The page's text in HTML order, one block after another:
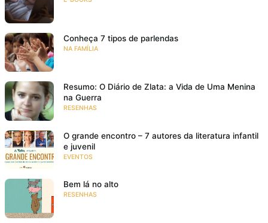
Conheça 7 tipos de parlendas
NA FAMÍLIA
Resumo: O Diário de Zlata: a Vida de Uma Menina
na Guerra
RESENHAS
O grande encontro – 7 autores da literatura infantil
e juvenil
EVENTOS
Bem lá no alto
RESENHAS